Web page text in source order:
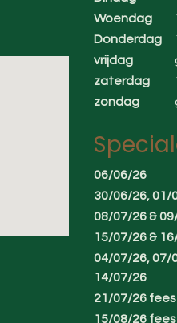
Woendag
Donderdag
vrijdag
zaterdag
zondag
06/06/26
30/06/26, 01/
08/07/26 &
15/07/26 &
04/07/26, 07/
14/07/26
21/07/26
15/08/26